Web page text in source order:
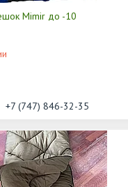
Mimir до -10
+7 (747) 846-32-35